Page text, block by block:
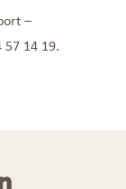
–
14 19.